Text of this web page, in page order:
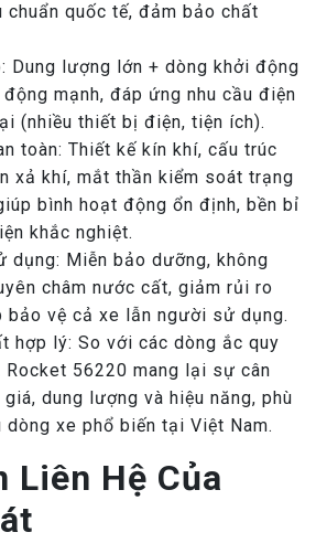
quốc tế, đảm bảo chất
Dung lượng lớn + dòng khởi động
mạnh, đáp ứng nhu cầu điện
(nhiều thiết bị điện, tiện ích).
toàn: Thiết kế kín khí, cấu trúc
xả khí, mắt thần kiểm soát trạng
bình hoạt động ổn định, bền bỉ
khắc nghiệt.
dụng: Miễn bảo dưỡng, không
châm nước cất, giảm rủi ro
bảo vệ cả xe lẫn người sử dụng.
hợp lý: So với các dòng ắc quy
Rocket 56220 mang lại sự cân
dung lượng và hiệu năng, phù
dòng xe phổ biến tại Việt Nam.
Liên Hệ Của